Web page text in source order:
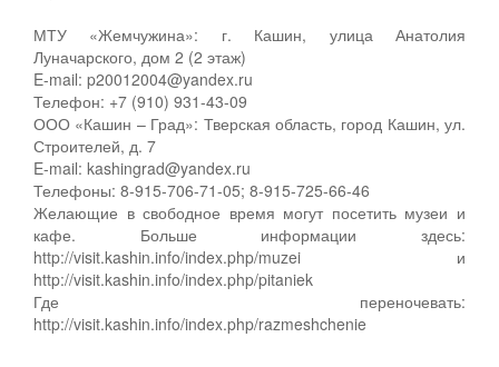
МТУ «Жемчужина»: г. Кашин, улица Анатолия
Луначарского, дом 2 (2 этаж)
E-mail: p20012004@yandex.ru
Телефон: +7 (910) 931-43-09
ООО «Кашин – Град»: Тверская область, город Кашин, ул.
Строителей, д. 7
E-mail: kashingrad@yandex.ru
Телефоны: 8-915-706-71-05; 8-915-725-66-46
Желающие в свободное время могут посетить музеи и
кафе. Больше информации здесь:
http://visit.kashin.info/index.php/muzei и
http://visit.kashin.info/index.php/pitaniek
Где переночевать:
http://visit.kashin.info/index.php/razmeshchenie